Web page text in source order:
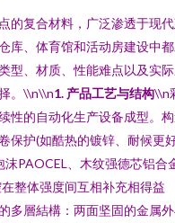
的复合材料，广泛渗透于现
库、体育馆和活动房建设中
型、材质、性能难点以及实
。\\n\\n1. 产品工艺与结构\\n
性的自动化生产设备成型。
保护(如酷热的镀锌、耐候更
PAOCEL、木纹强德芯铝合
整体强度间互相补充相得益
多層結構：两面坚固的金属